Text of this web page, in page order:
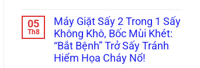
Bơm
Xả
Chuẩn
Châu
Âu!
Kêu
Cạch
Cạch?
Lật
Tẩy
Lỗi
bình
luận
ở
Lỗi
Tràn
Nước
05
Th8
Máy Giặt Sấy 2 Trong 1 Sấy
Không Khô, Bốc Mùi Khét:
“Bắt Bệnh” Trở Sấy Tránh
Hiểm Họa Cháy Nổ!